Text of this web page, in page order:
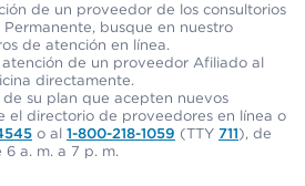
de un proveedor de los consultorios
Permanente, busque en nuestro
de atención en línea.
de un proveedor Afiliado al
directamente.
su plan que acepten nuevos
el directorio de proveedores en línea o
o al 1-800-218-1059 (TTY 711), de
6 a. m. a 7 p. m.